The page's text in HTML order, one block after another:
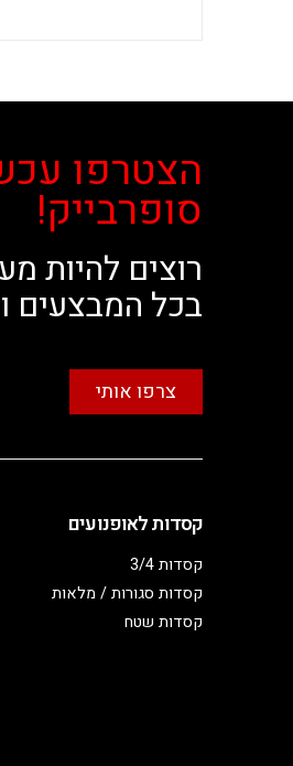
הצטרפו
סופרבייק!
רוצים להיות
בכל המבצעים
צרפו אותי
קסדות לאופנועים
קסדות 3/4
קסדות סגורות / מלאות
קסדות שטח